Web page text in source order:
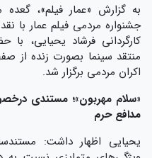
به گزارش «عمار فیلم»، گعده
جشنواره مردمی فیلم عمار با
کارگردانی فرشاد یحیایی،
منتقد سینما بصورت زنده از
اکران مردمی برگزار شد.
«سلام مهربون»؛ مستندی
مدافع حرم
یحیایی اظهار داشت: